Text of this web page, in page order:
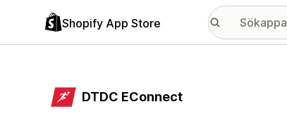
Shopify App Store
DTDC EConnect